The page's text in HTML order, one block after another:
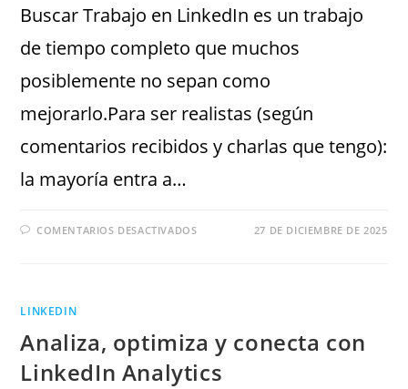
Buscar Trabajo en LinkedIn es un trabajo
de tiempo completo que muchos
posiblemente no sepan como
mejorarlo.Para ser realistas (según
comentarios recibidos y charlas que tengo):
la mayoría entra a…
COMENTARIOS DESACTIVADOS 27 DE DICIEMBRE DE 2025
LINKEDIN
Analiza, optimiza y conecta con
LinkedIn Analytics